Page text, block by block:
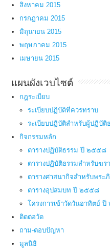
สิงหาคม 2015
กรกฎาคม 2015
มิถุนายน 2015
พฤษภาคม 2015
เมษายน 2015
แผนผังเวบไซต์
กฎระเบียบ
ระเบียบปฏิบัติที่ควรทราบ
ระเบียบปฏิบัติสำหรับผู้ปฏิบัติ
กิจกรรมหลัก
ตารางปฏิบัติธรรม ปี ๒๕๕๘
ตารางปฏิบัติธรรมสำหรับฆร
ตารางศาสนากิจสำหรับพระ
ตารางอุปสมบท ปี ๒๕๕๘
โครงการเข้าวัดวันอาทิตย์
ติดต่อวัด
ถาม-ตอบปัญหา
มูลนิธิ